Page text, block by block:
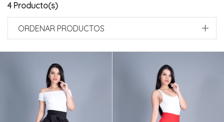
4 Producto(s)
ORDENAR PRODUCTOS